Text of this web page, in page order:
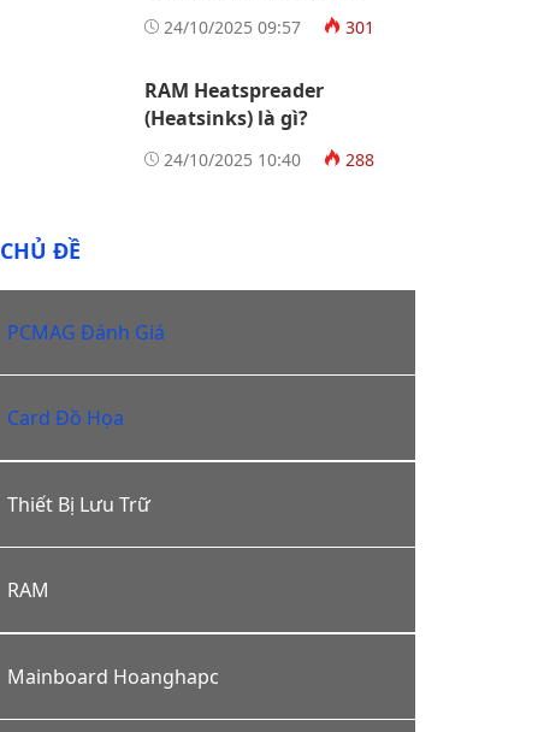
24/10/2025 09:57 301
RAM Heatspreader
(Heatsinks) là gì?
24/10/2025 10:40 288
CHỦ ĐỀ
PCMAG Đánh Giá
Card Đồ Họa
Thiết Bị Lưu Trữ
RAM
Mainboard Hoanghapc